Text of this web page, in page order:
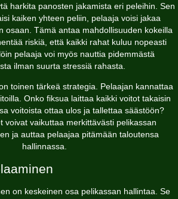
harkita panosten jakamista eri peleihin. Sen
kaiken yhteen peliin, pelaaja voisi jakaa
osaan. Tämä antaa mahdollisuuden kokeilla
riskiä, että kaikki rahat kuluu nopeasti
pelaaja voi myös nauttia pidemmästä
ilman suurta stressiä rahasta.
toinen tärkeä strategia. Pelaajan kannattaa
Onko fiksua laittaa kaikki voitot takaisin
voitoista ottaa ulos ja tallettaa säästöön?
voivat vaikuttaa merkittävästi pelikassan
ja auttaa pelaajaa pitämään taloutensa
hallinnassa.
on keskeinen osa pelikassan hallintaa. Se